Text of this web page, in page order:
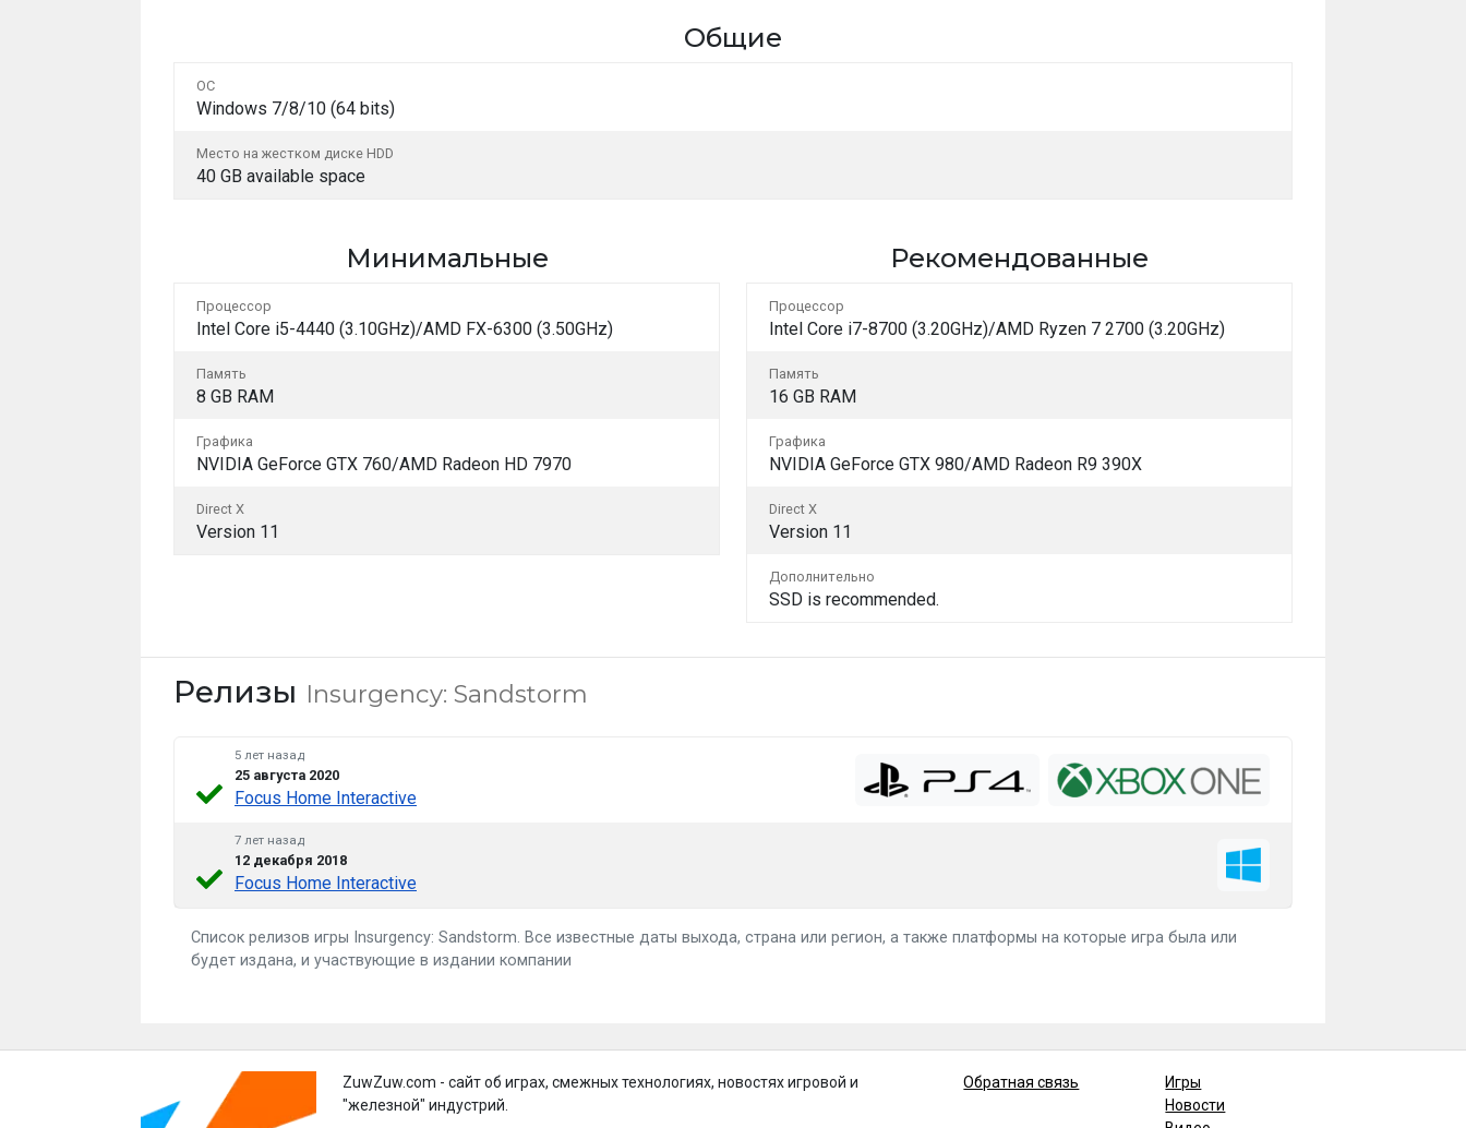
Общие
ОС
Windows 7/8/10 (64 bits)
Место на жестком диске HDD
40 GB available space
Минимальные
Процессор
Intel Core i5-4440 (3.10GHz)/AMD FX-6300 (3.50GHz)
Память
8 GB RAM
Графика
NVIDIA GeForce GTX 760/AMD Radeon HD 7970
Direct X
Version 11
Рекомендованные
Процессор
Intel Core i7-8700 (3.20GHz)/AMD Ryzen 7 2700 (3.20GHz)
Память
16 GB RAM
Графика
NVIDIA GeForce GTX 980/AMD Radeon R9 390X
Direct X
Version 11
Дополнительно
SSD is recommended.
Релизы Insurgency: Sandstorm
5 лет назад
25 августа 2020
Focus Home Interactive
7 лет назад
12 декабря 2018
Focus Home Interactive
Список релизов игры Insurgency: Sandstorm. Все известные даты выхода, страна или регион, а также платформы на которые игра была или
будет издана, и участвующие в издании компании
ZuwZuw.com - сайт об играх, смежных технологиях, новостях игровой и
"железной" индустрий.
Обратная связь
Игры
Новости